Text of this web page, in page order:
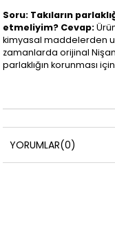
Soru: Takıların
etmeliyim? Cevap:
kimyasal maddelerden
zamanlarda orijinal
parlaklığın korunması
YORUMLAR(0)